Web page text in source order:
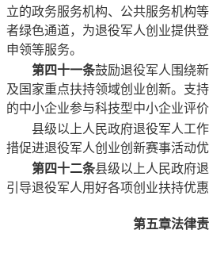
立的政务服务机构、公共服务机构
者绿色通道，为退役军人创业提供
申领等服务。
第四十一条鼓励退役军人围绕
及国家重点扶持领域创业创新。支
的中小企业参与科技型中小企业评价
县级以上人民政府退役军人工
措促进退役军人创业创新赛事活动优
第四十二条县级以上人民政府
引导退役军人用好各项创业扶持优惠
第五章法律